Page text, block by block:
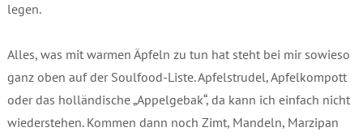
legen.
Alles, was mit warmen Äpfeln zu tun hat steht bei mir sowieso
ganz oben auf der Soulfood-Liste. Apfelstrudel, Apfelkompott
oder das holländische „Appelgebak“, da kann ich einfach nicht
wiederstehen. Kommen dann noch Zimt, Mandeln, Marzipan